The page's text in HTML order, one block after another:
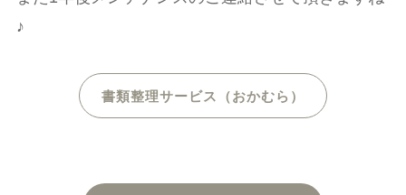
♪
書類整理サービス（おかむら）